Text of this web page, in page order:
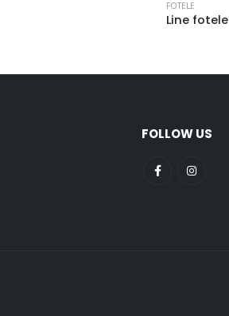
FOTELE
Line fotele
FOLLOW US